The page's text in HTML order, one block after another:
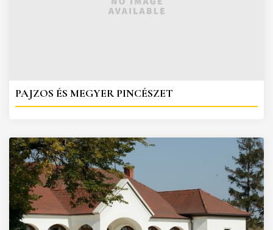
PAJZOS ÉS MEGYER PINCÉSZET